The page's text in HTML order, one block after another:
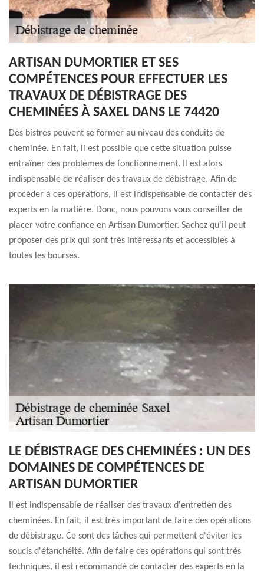
ARTISAN DUMORTIER ET SES
COMPÉTENCES POUR EFFECTUER LES
TRAVAUX DE DÉBISTRAGE DES
CHEMINÉES À SAXEL DANS LE 74420
Des bistres peuvent se former au niveau des conduits de
cheminée. En fait, il est possible que cette situation puisse
entraîner des problèmes de fonctionnement. Il est alors
indispensable de réaliser des travaux de débistrage. Afin de
procéder à ces opérations, il est indispensable de contacter des
experts en la matière. Donc, nous pouvons vous conseiller de
placer votre confiance en Artisan Dumortier. Sachez qu'il peut
proposer des prix qui sont très intéressants et accessibles à
toutes les bourses.
LE DÉBISTRAGE DES CHEMINÉES : UN DES
DOMAINES DE COMPÉTENCES DE
ARTISAN DUMORTIER
Il est indispensable de réaliser des travaux d'entretien des
cheminées. En fait, il est très important de faire des opérations
de débistrage. Ce sont des tâches qui permettent d'éviter les
soucis d'étanchéité. Afin de faire ces opérations qui sont très
techniques, il est recommandé de contacter des experts en la